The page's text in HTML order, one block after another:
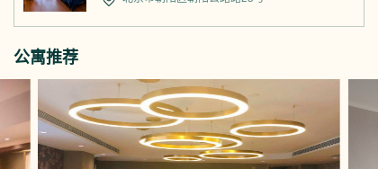
公寓推荐